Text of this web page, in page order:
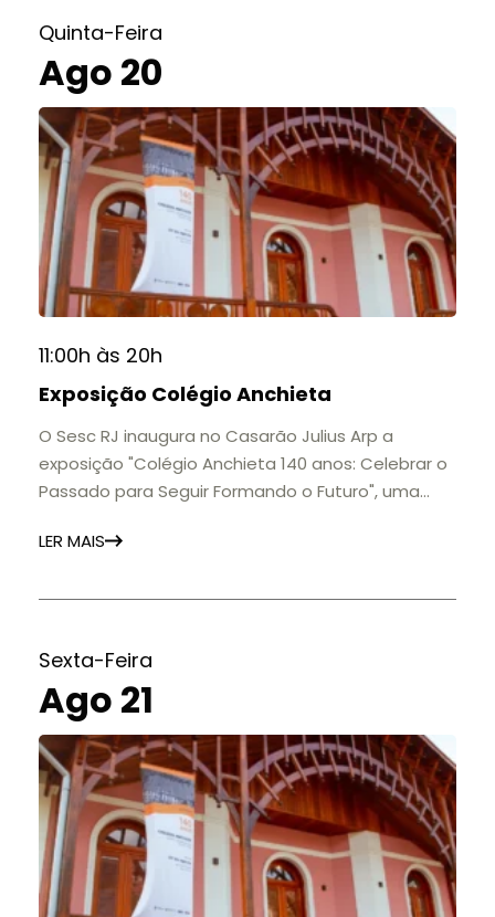
Quinta-Feira
Ago 20
11:00h às 20h
Exposição Colégio Anchieta
O Sesc RJ inaugura no Casarão Julius Arp a
exposição "Colégio Anchieta 140 anos: Celebrar o
Passado para Seguir Formando o Futuro", uma
importantes instituições de ensino de Nova
A mostra convida o público a conhecer o legado
histórias e marcos que evidenciam sua
contribuição para a educação, a cultura e a
formação de gerações.
📍 Casarão Julius Arp
📅 Até 30 de setembro
🕚 Quinta a sábado, das 11h às 20h | Domingo, das
11h às 17h
🎟️ Entrada gratuita.
LER MAIS
Sexta-Feira
Ago 21